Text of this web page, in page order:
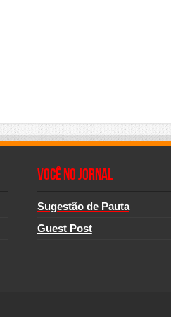
Você no Jornal
Sugestão de Pauta
Guest Post